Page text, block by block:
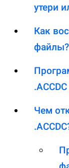
утери
Как
файлы?
Чем